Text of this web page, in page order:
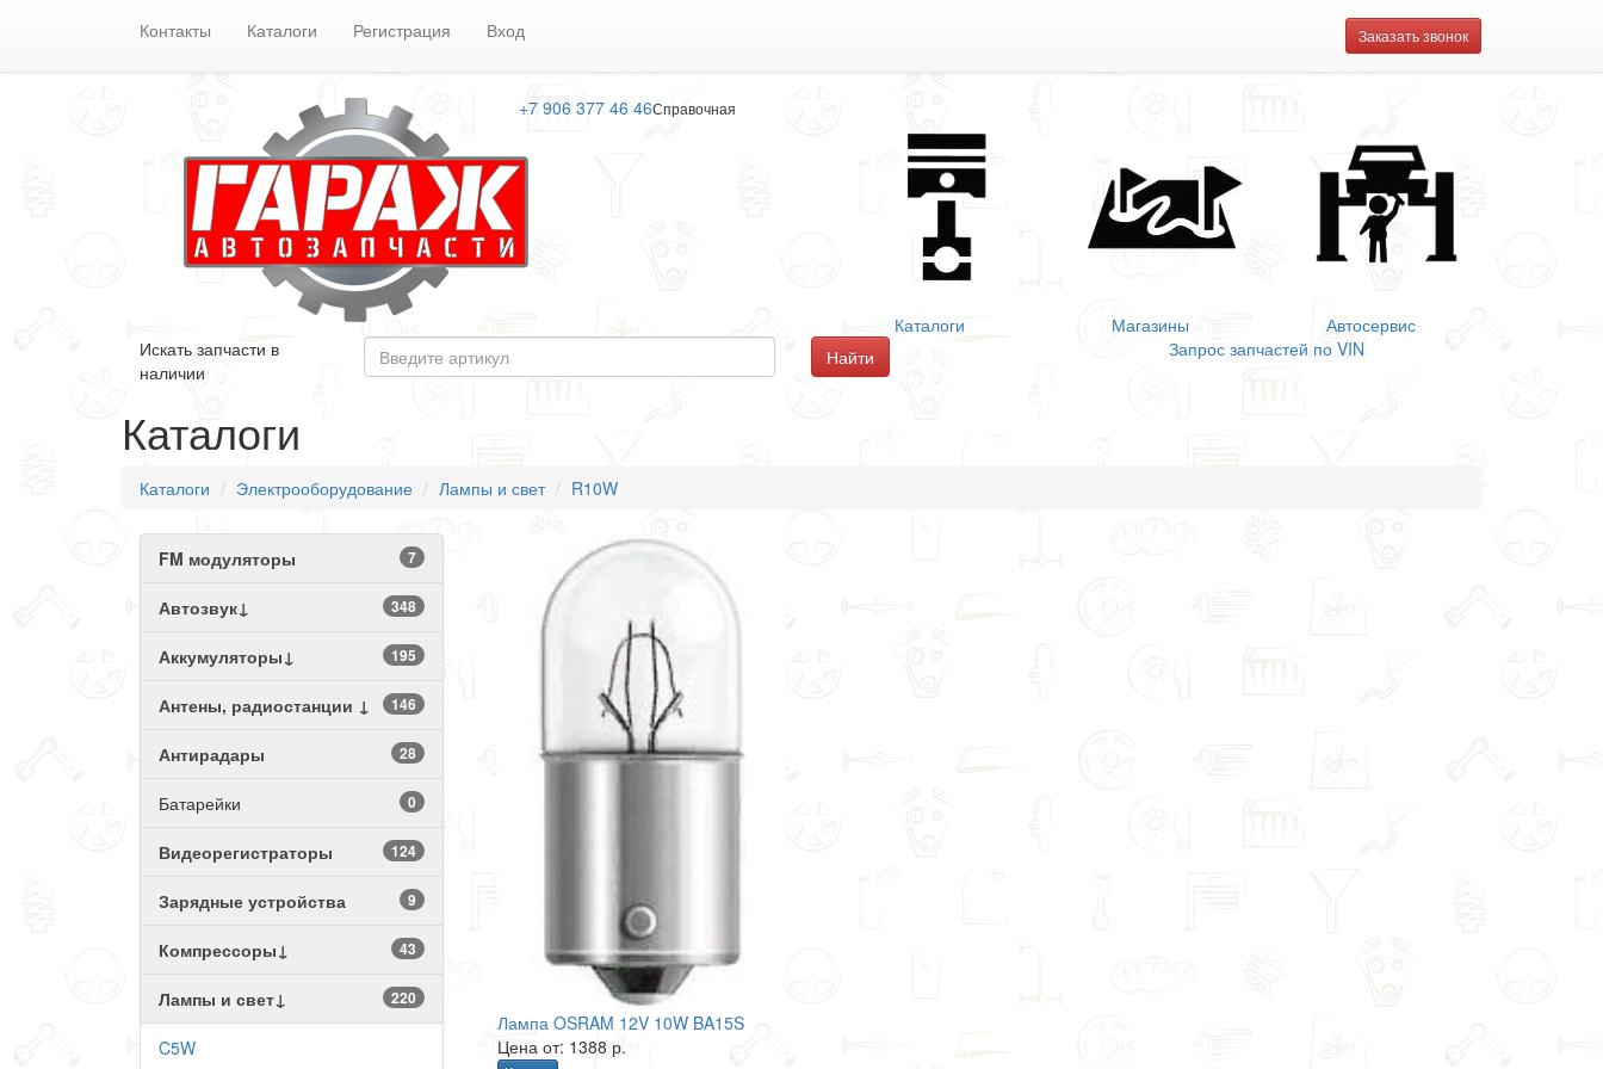
Контакты Каталоги Регистрация Вход Заказать звонок
+7 906 377 46 46Справочная
Каталоги Магазины
Автосервис
Искать запчасти в
наличии
Запрос запчастей по VIN
Каталоги
Каталоги Электрооборудование Лампы и свет R10W
FM модуляторы 7
Автозвук↓ 348
Аккумуляторы↓ 195
Антены, радиостанции ↓ 146
Антирадары 28
Батарейки 0
Видеорегистраторы 124
Зарядные устройства 9
Компрессоры↓ 43
Лампы и свет↓ 220
C5W
Лампа OSRAM 12V 10W BA15S
Цена от: 1388 р.